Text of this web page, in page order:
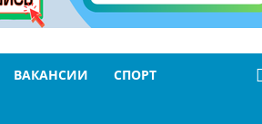
ВАКАНСИИ СПОРТ